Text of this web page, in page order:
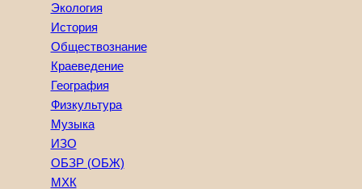
Экология
История
Обществознание
Краеведение
География
Физкультура
Музыка
ИЗО
ОБЗР (ОБЖ)
МХК